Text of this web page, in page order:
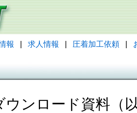
報 求人情報 圧着加工依頼
ウンロード資料（